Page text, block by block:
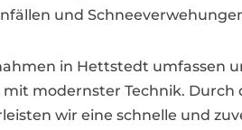
und
in Hettstedt umfassen
mit modernster Technik.
wir eine schnelle und